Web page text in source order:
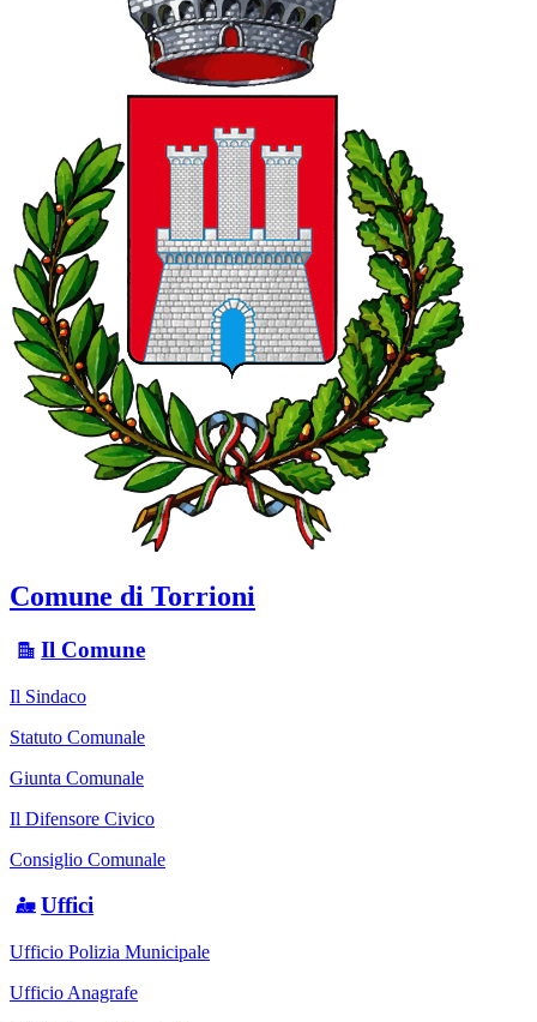
Comune di Torrioni
Il Comune
Il Sindaco
Statuto Comunale
Giunta Comunale
Il Difensore Civico
Consiglio Comunale
Uffici
Ufficio Polizia Municipale
Ufficio Anagrafe